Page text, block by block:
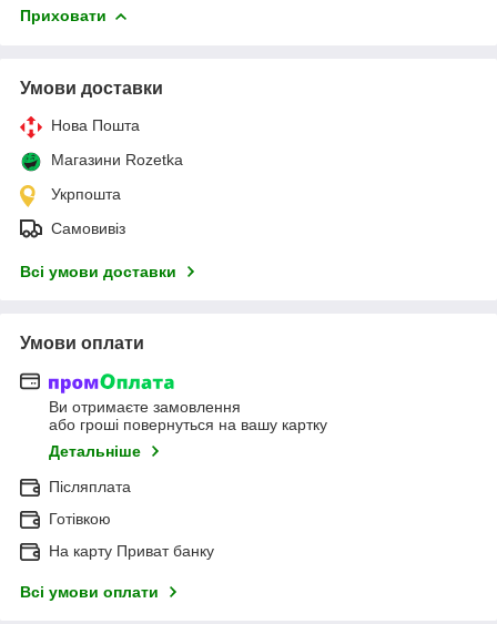
Приховати
Умови доставки
Нова Пошта
Магазини Rozetka
Укрпошта
Самовивіз
Всі умови доставки
Умови оплати
Ви отримаєте замовлення
або гроші повернуться на вашу картку
Детальніше
Післяплата
Готівкою
На карту Приват банку
Всі умови оплати